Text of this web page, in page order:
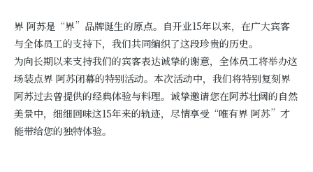
界 阿苏是“界”品牌诞生的原点。自开业15年以来，在广大宾客
与全体员工的支持下，我们共同编织了这段珍贵的历史。
为向长期以来支持我们的宾客表达诚挚的谢意，全体员工将举办这
场装点界 阿苏闭幕的特别活动。本次活动中，我们将特别复刻界
阿苏过去曾提供的经典体验与料理。诚挚邀请您在阿苏壮阔的自然
美景中，细细回味这15年来的轨迹，尽情享受“唯有界 阿苏”才
能带给您的独特体验。